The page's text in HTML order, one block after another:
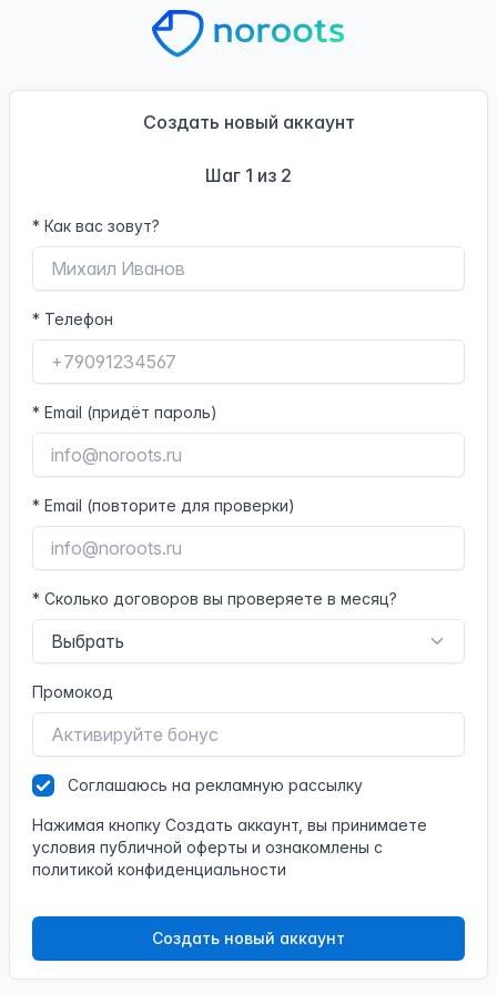
Создать новый аккаунт
Шаг 1 из 2
* Как вас зовут?
* Телефон
* Email (придёт пароль)
* Email (повторите для проверки)
* Сколько договоров вы проверяете в месяц?
Промокод
Соглашаюсь на рекламную рассылку
Нажимая кнопку Создать аккаунт, вы принимаете
условия публичной оферты и ознакомлены с
политикой конфиденциальности
Создать новый аккаунт